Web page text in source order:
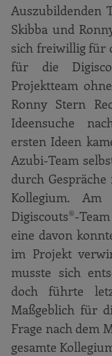
Auszubildenden
Skibba und
sich freiwillig für
für die
Projektteam
Ronny Stern
Ideensuche
ersten Ideen
Azubi-Team
durch
Kollegium.
Digiscouts®-
eine davon
im Projekt
musste sich
doch führte
Maßgeblich für
Frage nach dem
gesamte